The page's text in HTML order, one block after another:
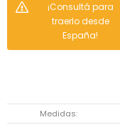
¡Consultá para
traerlo desde
España!
Medidas